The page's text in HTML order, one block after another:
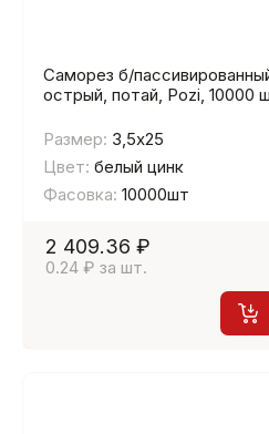
Саморез б/
острый, потай, Pozi, 10000
Размер: 3,5х25
Цвет: белый цинк
Фасовка: 10000шт
2 409.36 ₽
0.24 ₽ за шт.